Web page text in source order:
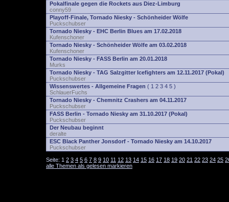
Pokalfinale gegen die Rockets aus Diez-Limburg
conny59
Playoff-Finale, Tornado Niesky - Schönheider Wölfe
Puckschubser
Tornado Niesky - EHC Berlin Blues am 17.02.2018
Kufenschoner
Tornado Niesky - Schönheider Wölfe am 03.02.2018
Kufenschoner
Tornado Niesky - FASS Berlin am 20.01.2018
Murks
Tornado Niesky - TAG Salzgitter Icefighters am 12.11.2017 (Pokal)
Puckschubser
Wissenswertes - Allgemeine Fragen ( 1 2 3 4 5 )
SchlauerFuchs
Tornado Niesky - Chemnitz Crashers am 04.11.2017
Puckschubser
FASS Berlin - Tornado Niesky am 31.10.2017 (Pokal)
Puckschubser
Der Neubau beginnt
deralte
ESC Black Panther Jonsdorf - Tornado Niesky am 14.10.2017
Puckschubser
Seite: 1 2 3 4 5 6 7 8 9 10 11 12 13 14 15 16 17 18 19 20 21 22 23 24 25
alle Themen als gelesen markieren